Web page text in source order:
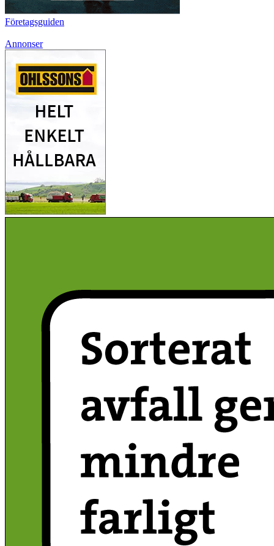
Företagsguiden
Annonser